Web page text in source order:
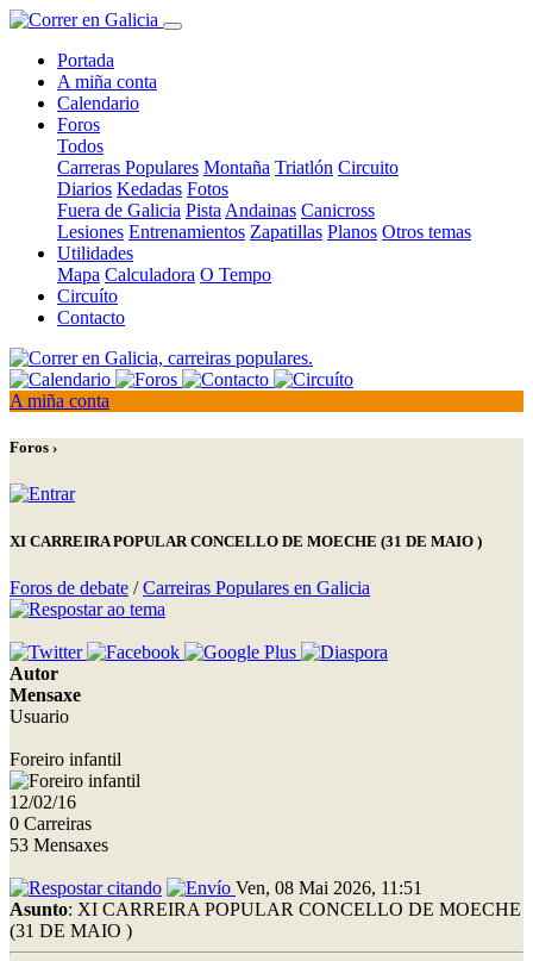
Portada
A miña conta
Calendario
Foros
Todos
Carreras Populares Montaña Triatlón Circuito
Diarios Kedadas Fotos
Fuera de Galicia Pista Andainas Canicross
Lesiones Entrenamientos Zapatillas Planos Otros temas
Utilidades
Mapa Calculadora O Tempo
Circuíto
Contacto
A miña conta
Foros ›
XI CARREIRA POPULAR CONCELLO DE MOECHE (31 DE MAIO )
Foros de debate /Carreiras Populares en Galicia
Autor
Mensaxe
Usuario
Foreiro infantil
12/02/16
0 Carreiras
53 Mensaxes
Ven, 08 Mai 2026, 11:51
Asunto: XI CARREIRA POPULAR CONCELLO DE MOECHE
(31 DE MAIO )